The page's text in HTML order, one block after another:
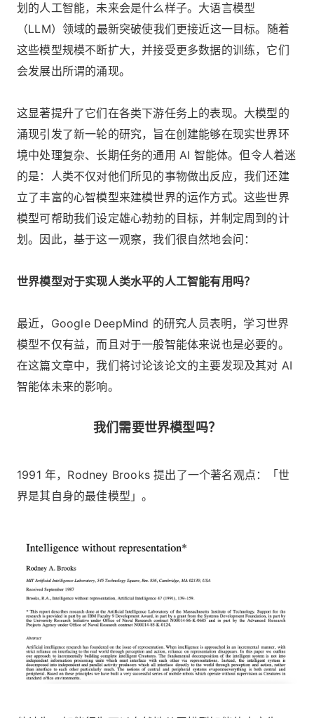
划的人工智能，未来会是什么样子。大语言模型
（LLM）领域的最新突破使我们更接近这一目标。随着
这些模型规模不断扩大，并接受更多数据的训练，它们
会发展出所谓的涌现。
这显著提升了它们在各类下游任务上的表现。大模型的
涌现引发了新一轮的研究，旨在创建能够在现实世界环
境中处理复杂、长期任务的通用 AI 智能体。但令人着迷
的是：人类不仅对他们所见的事物做出反应，我们还建
立了丰富的心智模型来建模世界的运作方式。这些世界
模型可帮助我们设定雄心勃勃的目标，并制定周到的计
划。因此，基于这一观察，我们很自然地会问：
世界模型对于实现人类水平的人工智能有用吗？
最近，Google DeepMind 的研究人员表明，学习世界
模型不仅有益，而且对于一般智能体来说也是必要的。
在这篇文章中，我们将讨论该论文的主要发现及其对 AI
智能体未来的影响。
我们需要世界模型吗？
1991 年，Rodney Brooks 提出了一个著名观点：「世
界是其自身的最佳模型」。